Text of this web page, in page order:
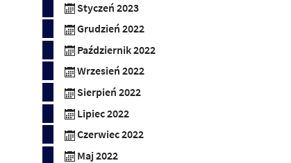
Styczeń 2023
Grudzień 2022
Październik 2022
Wrzesień 2022
Sierpień 2022
Lipiec 2022
Czerwiec 2022
Maj 2022